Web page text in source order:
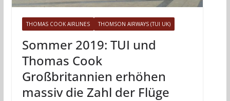
THOMAS COOK AIRLINES THOMSON AIRWAYS (TUI UK)
Sommer 2019: TUI und
Thomas Cook
Großbritannien erhöhen
massiv die Zahl der Flüge